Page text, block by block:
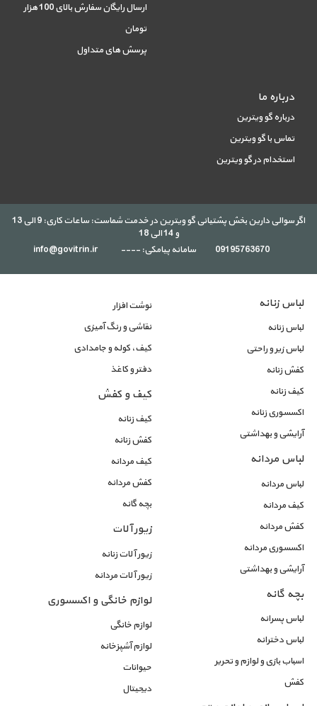
ارسال رایگان سفارش بالای 100 هزار
تومان
پرسش های متداول
درباره ما
درباره گو ویترین
تماس با گو ویترین
استخدام در گو ویترین
اگر سوالی دارین بخش پشتیانی گو ویترین در خدمت شماست: ساعات کاری: 9 الی 13
و 14 الی 18
09195763670
سامانه پیامکی: ---- info@govitrin.ir
لباس زنانه
لباس زنانه
لباس زیر و راحتی
کفش زنانه
کیف زنانه
اکسسوری زنانه
آرایشی و بهداشتی
لباس مردانه
لباس مردانه
کیف مردانه
کفش مردانه
اکسسوری مردانه
آرایشی و بهداشتی
بچه گانه
لباس پسرانه
لباس دخترانه
اسباب بازی و لوازم و تحریر
کفش
نوشت افزار
نقاشی و رنگ آمیزی
کیف، کوله و جامدادی
دفتر و کاغذ
کیف و کفش
کیف زنانه
کفش زنانه
کیف مردانه
کفش مردانه
بچه گانه
زیور آلات
زیور آلات زنانه
زیور آلات مردانه
لوازم خانگی و اکسسوری
لوازم خانگی
لوازم آشپزخانه
حیوانات
دیجیتال